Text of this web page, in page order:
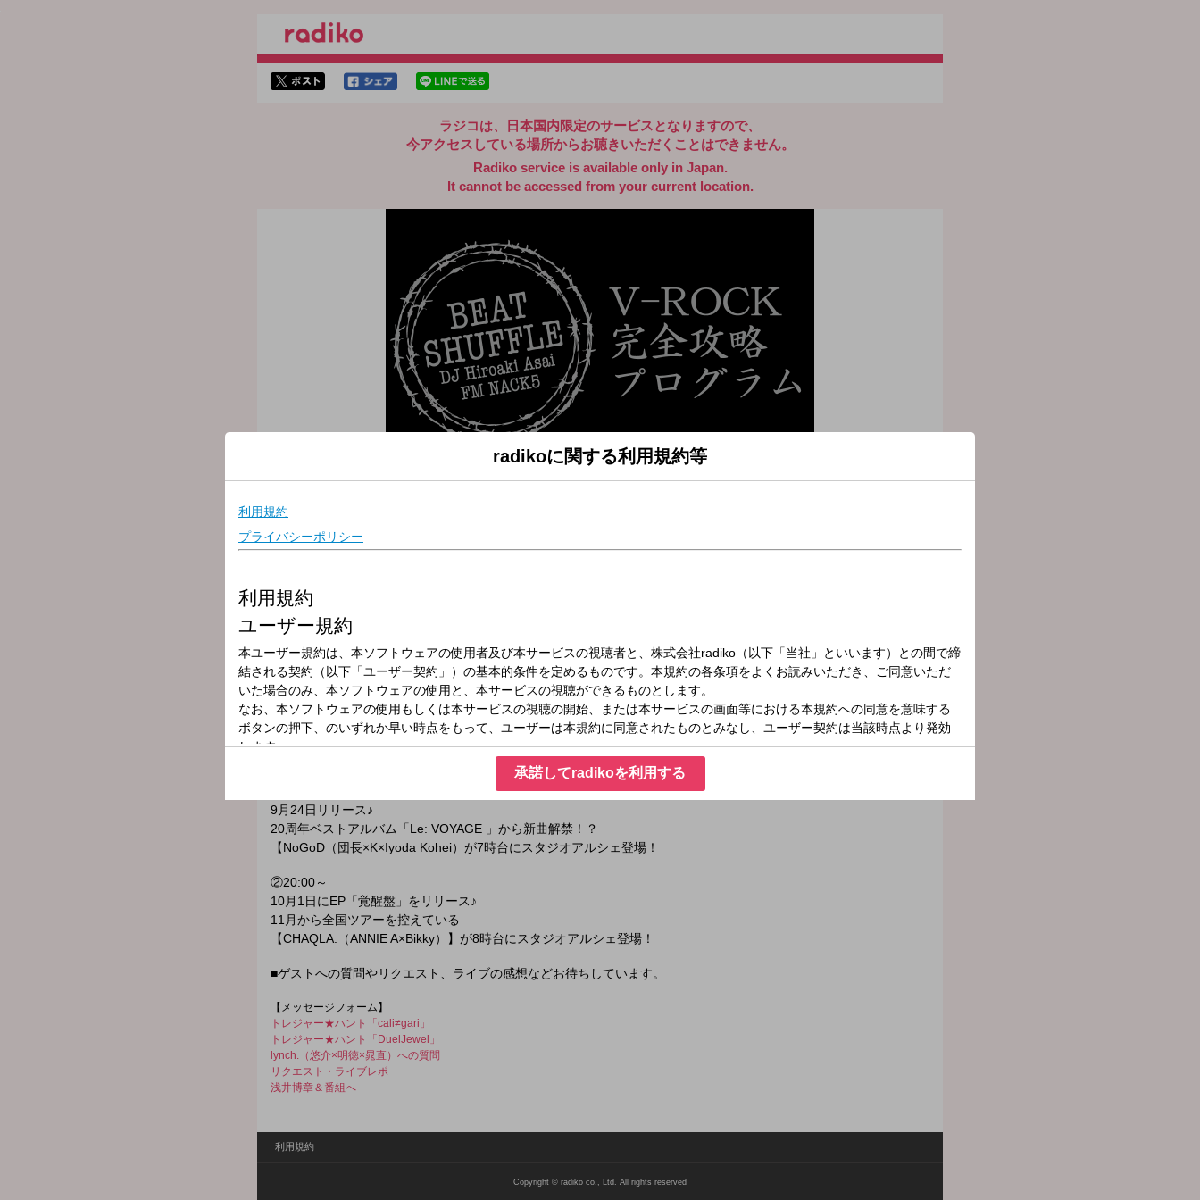
ラジコは、日本国内限定のサービスとなりますので、
今アクセスしている場所からお聴きいただくことはできません。
Radiko service is available only in Japan.
It cannot be accessed from your current location.
放送局
放送時間
2025年9月19日（金）19:00～20:30
★NACK5「BEAT SHUFFLE」は
大宮スタジオアルシェから公開生放送でお送りしています。
スタジオ前で自由に観覧いただけますので是非、遊びに来てください。
観覧整理券を配布する場合はその都度、番組＆SNSでお知らせします。
観覧前にこちらをCheck→https://www.nack5.co.jp/information/223/
≪ 9月19日のメニュー ≫
9月24日リリース♪
20周年ベストアルバム「Le: VOYAGE 」から新曲解禁！？
【NoGoD（団長×K×Iyoda Kohei）が7時台にスタジオアルシェ登場！
②20:00～
10月1日にEP「覚醒盤」をリリース♪
11月から全国ツアーを控えている
【CHAQLA.（ANNIE A×Bikky）】が8時台にスタジオアルシェ登場！
■ゲストへの質問やリクエスト、ライブの感想などお待ちしています。
【メッセージフォーム】
トレジャー★ハント「cali≠gari」
トレジャー★ハント「DuelJewel」
lynch.（悠介×明徳×晁直）への質問
リクエスト・ライブレポ
浅井博章＆番組へ
利用規約
Copyright © radiko co., Ltd. All rights reserved
radikoに関する利用規約等
承諾してradikoを利用する